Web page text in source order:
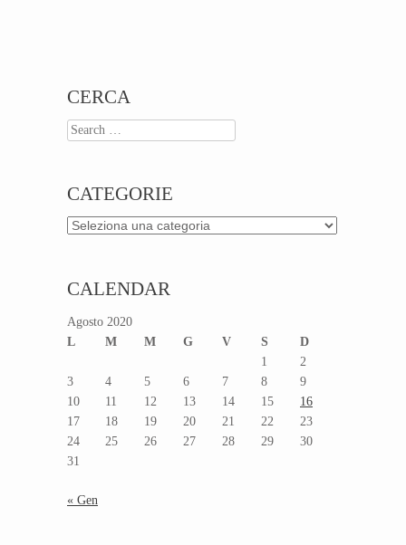
CERCA
Search
CATEGORIE
Categorie
CALENDAR
Agosto 2020
L
M M G V S
D
1
2
3
4 5 6 7 8
9
10
11 12 13 14 15
16
17
18 19 20 21 22
23
24
25 26 27 28 29
30
31
« Gen